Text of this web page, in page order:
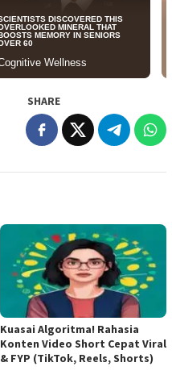
SHARE
Kuasai Algoritma! Rahasia
Konten Video Short Cepat Viral
& FYP (TikTok, Reels, Shorts)